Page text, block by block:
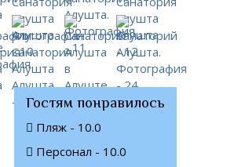
Гостям понравилось
Пляж - 10.0
Персонал - 10.0